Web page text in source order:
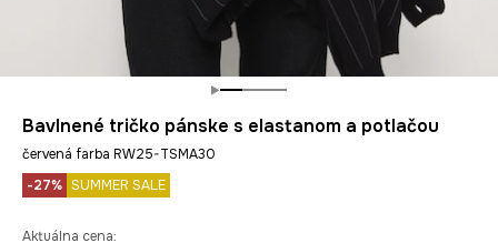
Bavlnené tričko pánske s elastanom a potlačou
červená farba RW25-TSMA30
-27% SUMMER SALE
Aktuálna cena: